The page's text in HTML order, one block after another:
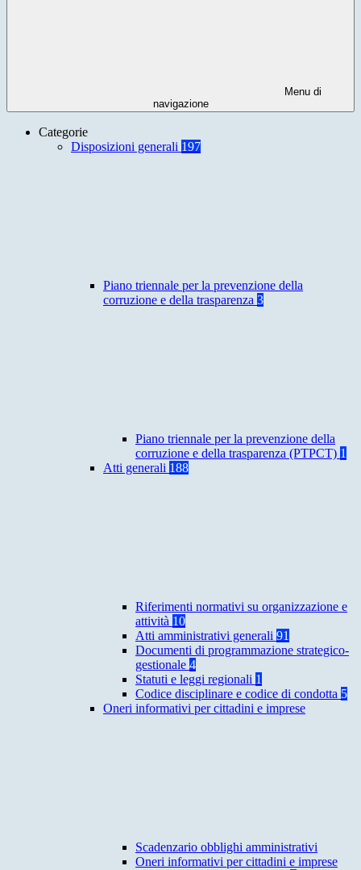
Menu di
navigazione
Categorie
Disposizioni generali 197
Piano triennale per la prevenzione della
corruzione e della trasparenza 3
Piano triennale per la prevenzione della
corruzione e della trasparenza (PTPCT) 1
Atti generali 188
Riferimenti normativi su organizzazione e
attività 10
Atti amministrativi generali 91
Documenti di programmazione strategico-
gestionale 4
Statuti e leggi regionali 1
Codice disciplinare e codice di condotta 5
Oneri informativi per cittadini e imprese
Scadenzario obblighi amministrativi
Oneri informativi per cittadini e imprese